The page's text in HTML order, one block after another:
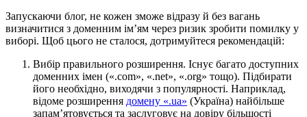
Запускаючи блог, не кожен зможе відразу й без вагань
визначитися з доменним ім’ям через ризик зробити помилку у
виборі. Щоб цього не сталося, дотримуйтеся рекомендацій:
Вибір правильного розширення. Існує багато доступних
доменних імен («.com», «.net», «.org» тощо). Підбирати
його необхідно, виходячи з популярності. Наприклад,
відоме розширення домену «.ua» (Україна) найбільше
запам’ятовується та заслуговує на довіру більшості